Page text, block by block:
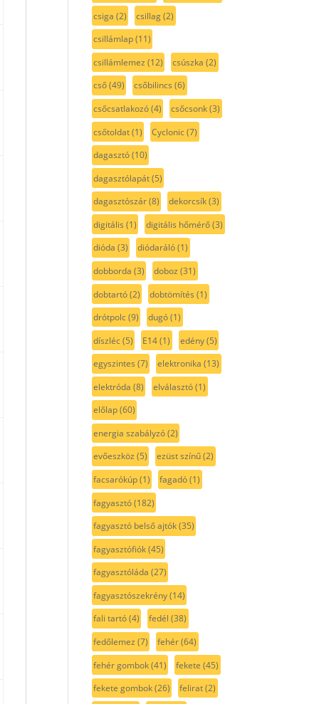
csiga (2) csillag(2)
csillámlap(11)
csillámlemez (12) csúszka (2)
cső(49) csőbilincs (6)
csőcsatlakozó(4) csőcsonk(3)
csőtoldat(1) Cyclonic(7)
dagasztó(10)
dagasztólapát(5)
dagasztószár(8) dekorcsík(3)
digitális (1) digitális hőmérő(3)
dióda (3) diódaráló(1)
dobborda (3) doboz (31)
dobtartó(2) dobtömítés (1)
drótpolc(9) dugó(1)
díszléc(5) E14(1) edény(5)
egyszintes (7) elektronika (13)
elektróda (8) elválasztó(1)
előlap(60)
energia szabályzó(2)
evőeszköz (5) ezüst színű(2)
facsarókúp(1) fagadó(1)
fagyasztó(182)
fagyasztó belső ajtók(35)
fagyasztófiók(45)
fagyasztóláda (27)
fagyasztószekrény(14)
fali tartó(4) fedél (38)
fedőlemez (7) fehér(64)
fehér gombok(41) fekete (45)
fekete gombok(26) felirat(2)